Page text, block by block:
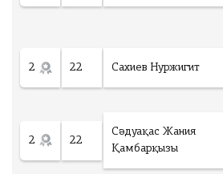
2 22 Сахиев Нуржигит
2 22
Сәдуақас Жания
Қамбарқызы